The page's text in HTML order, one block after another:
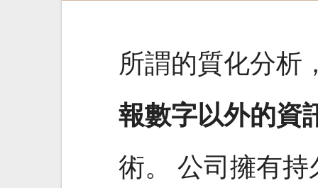
所謂的質化分析
報數字以外的資
術。 公司擁有